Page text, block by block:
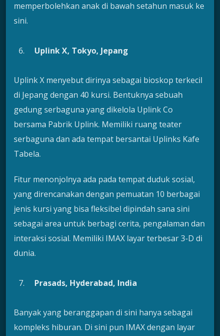
memperbolehkan anak di bawah setahun masuk ke
sini.
Uplink X, Tokyo, Jepang
Uplink X menyebut dirinya sebagai bioskop terkecil
di Jepang dengan 40 kursi. Bentuknya sebuah
gedung serbaguna yang dikelola Uplink Co
bersama Pabrik Uplink. Memiliki ruang teater
serbaguna dan ada tempat bersantai Uplinks Kafe
Tabela.
Fitur menonjolnya ada pada tempat duduk sosial,
yang direncanakan dengan pemuatan 10 berbagai
jenis kursi yang bisa fleksibel dipindah sana sini
sebagai area untuk berbagi cerita, pengalaman dan
interaksi sosial. Memiliki IMAX layar terbesar 3-D di
dunia.
Prasads, Hyderabad, India
Banyak yang beranggapan di sini hanya sebagai
kompleks hiburan. Di sini pun IMAX dengan layar